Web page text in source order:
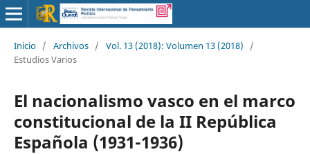
Inicio / Archivos / Vol. 13 (2018): Volumen 13 (2018)
/
Estudios Varios
El nacionalismo vasco en el marco
constitucional de la II República
Española (1931-1936)